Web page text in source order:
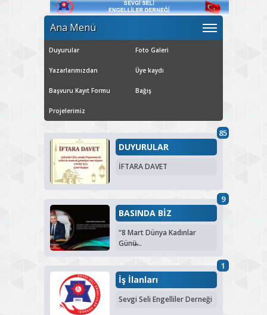
Ana Menü
Duyurular Foto Galeri
Yazarlarımızdan Üye kaydı
Başvuru Kayıt Formu Bağış
Projelerimiz
85
DUYURULAR
İFTARA DAVET
9
BASINDA BİZ
“8 Mart Dünya Kadınlar
Günü̶...
1
İş İlanları
Sevgi Seli Engelliler Derneği